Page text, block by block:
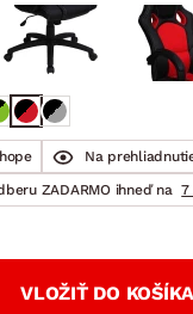
Na
ZADARMO ihneď na 7
VLOŽIŤ DO KOŠÍKA